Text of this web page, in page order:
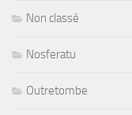
Non classé
Nosferatu
Outretombe